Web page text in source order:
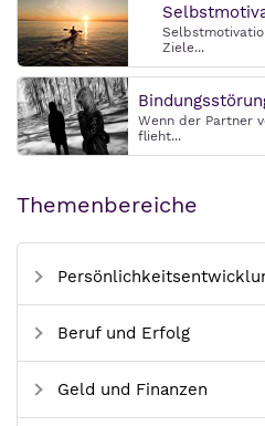
Ziele...
Wenn der Partner
flieht...
Themenbereiche
Beruf und Erfolg
Geld und Finanzen